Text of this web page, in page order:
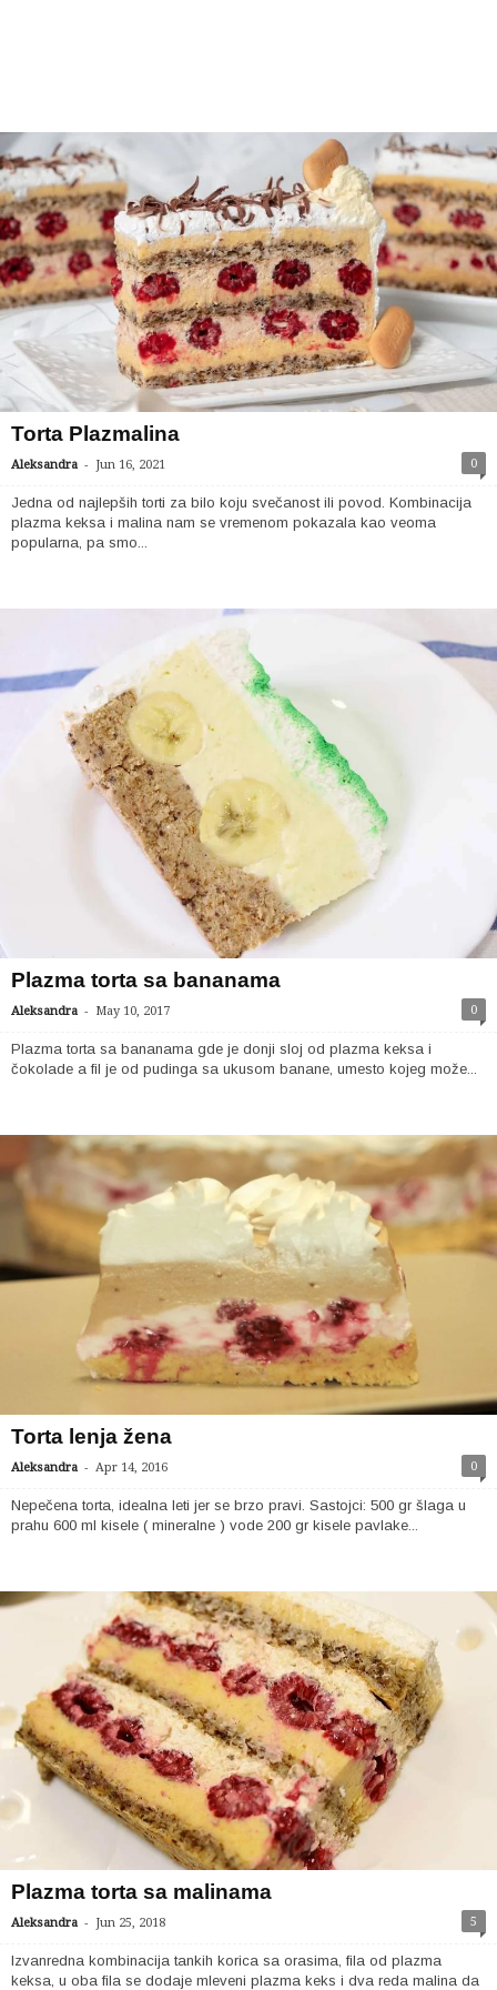
Torta Plazmalina
Aleksandra - Jun 16, 2021 0
Jedna od najlepših torti za bilo koju svečanost ili povod. Kombinacija
plazma keksa i malina nam se vremenom pokazala kao veoma
popularna, pa smo...
Plazma torta sa bananama
Aleksandra - May 10, 2017 0
Plazma torta sa bananama gde je donji sloj od plazma keksa i
čokolade a fil je od pudinga sa ukusom banane, umesto kojeg može...
Torta lenja žena
Aleksandra - Apr 14, 2016 0
Nepečena torta, idealna leti jer se brzo pravi. Sastojci: 500 gr šlaga u
prahu 600 ml kisele ( mineralne ) vode 200 gr kisele pavlake...
Plazma torta sa malinama
Aleksandra - Jun 25, 2018 5
Izvanredna kombinacija tankih korica sa orasima, fila od plazma
keksa, u oba fila se dodaje mleveni plazma keks i dva reda malina da